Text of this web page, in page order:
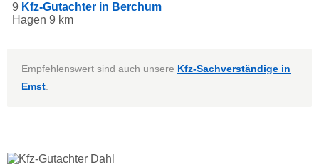
9 Kfz-Gutachter in Berchum
Hagen 9 km
Empfehlenswert sind auch unsere Kfz-Sachverständige in
Emst.